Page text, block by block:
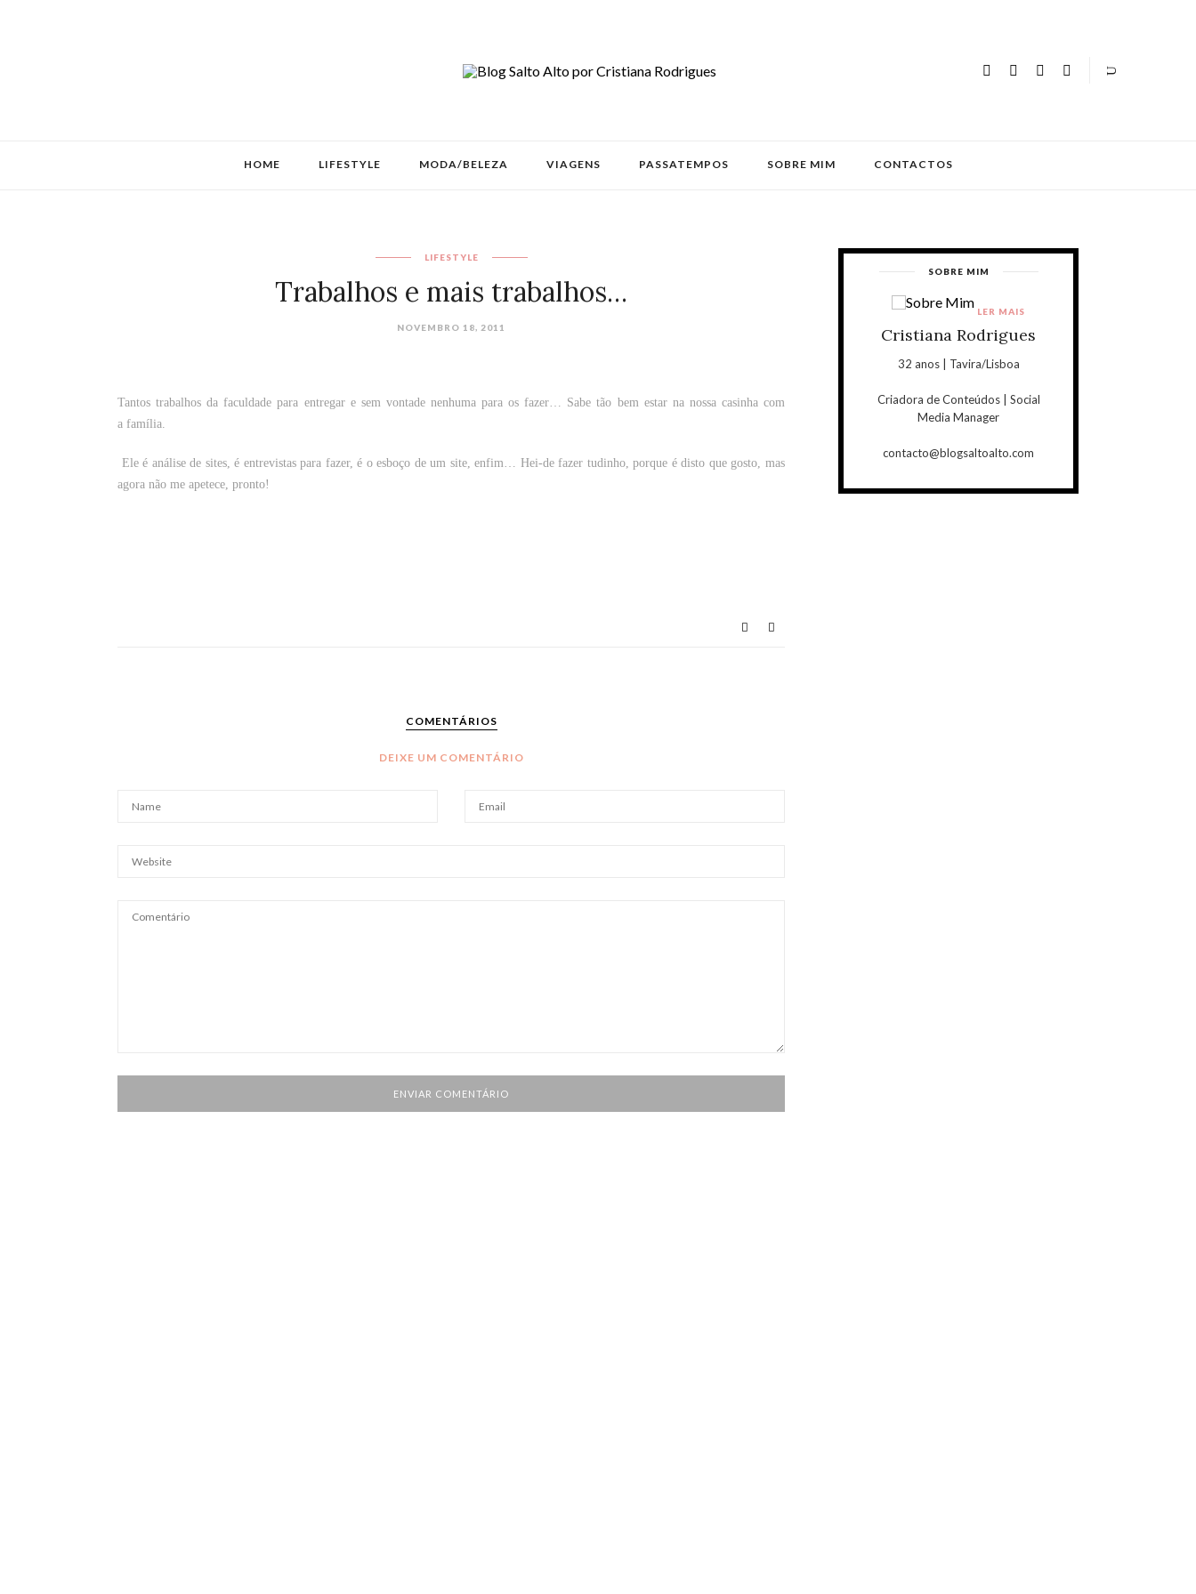
HOME LIFESTYLE MODA/BELEZA VIAGENS PASSATEMPOS SOBRE MIM CONTACTOS
LIFESTYLE
Trabalhos e mais trabalhos…
NOVEMBRO 18, 2011
Tantos trabalhos da faculdade para entregar e sem vontade nenhuma para os fazer… Sabe tão bem estar na nossa casinha com
a família.
Ele é análise de sites, é entrevistas para fazer, é o esboço de um site, enfim… Hei-de fazer tudinho, porque é disto que gosto, mas
agora não me apetece, pronto!
COMENTÁRIOS
DEIXE UM COMENTÁRIO
SOBRE MIM
Cristiana Rodrigues
32 anos | Tavira/Lisboa
Criadora de Conteúdos | Social
Media Manager
contacto@blogsaltoalto.com
LER MAIS